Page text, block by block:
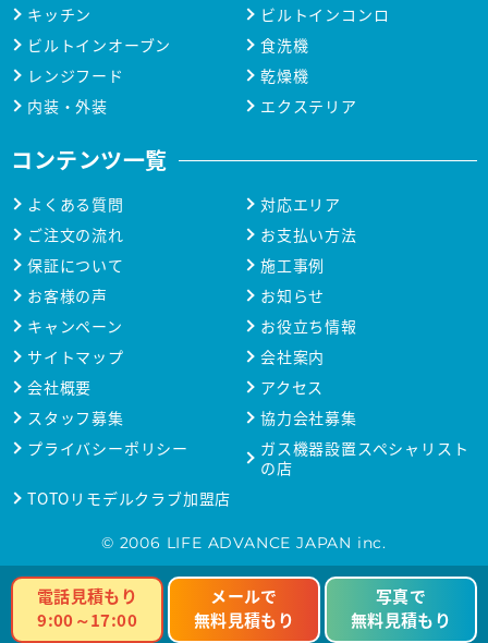
キッチン
ビルトインコンロ
ビルトインオーブン
食洗機
レンジフード
乾燥機
内装・外装
エクステリア
コンテンツ一覧
よくある質問
対応エリア
ご注文の流れ
お支払い方法
保証について
施工事例
お客様の声
お知らせ
キャンペーン
お役立ち情報
サイトマップ
会社案内
会社概要
アクセス
スタッフ募集
協力会社募集
プライバシーポリシー
ガス機器設置スペシャリスト
の店
TOTOリモデルクラブ加盟店
© 2006 LIFE ADVANCE JAPAN inc.
電話見積もり
9:00～17:00
メールで
無料見積もり
写真で
無料見積もり